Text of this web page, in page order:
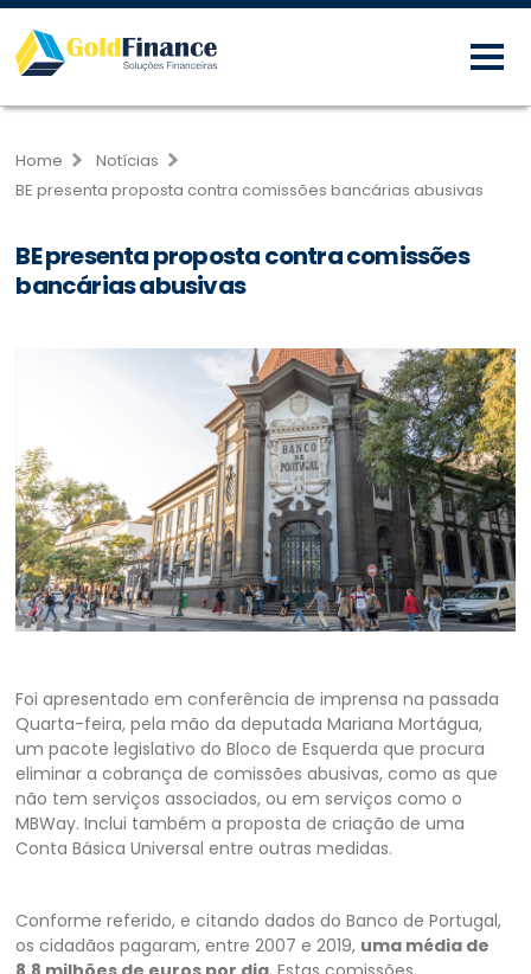
Home
Notícias
BE presenta proposta contra comissões bancárias abusivas
BE presenta proposta contra comissões
bancárias abusivas
Foi apresentado em conferência de imprensa na passada
Quarta-feira, pela mão da deputada Mariana Mortágua,
um pacote legislativo do Bloco de Esquerda que procura
eliminar a cobrança de comissões abusivas, como as que
não tem serviços associados, ou em serviços como o
MBWay. Inclui também a proposta de criação de uma
Conta Básica Universal entre outras medidas.
Conforme referido, e citando dados do Banco de Portugal,
os cidadãos pagaram, entre 2007 e 2019, uma média de